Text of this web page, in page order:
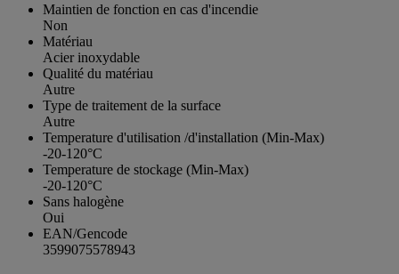
Maintien de fonction en cas d'incendie
Non
Matériau
Acier inoxydable
Qualité du matériau
Autre
Type de traitement de la surface
Autre
Temperature d'utilisation /d'installation (Min-Max)
-20-120°C
Temperature de stockage (Min-Max)
-20-120°C
Sans halogène
Oui
EAN/Gencode
3599075578943